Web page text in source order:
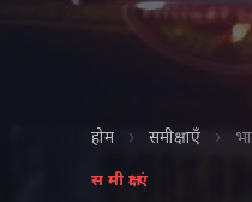
होम › समीक्षाएँ ›
समीक्षाएं